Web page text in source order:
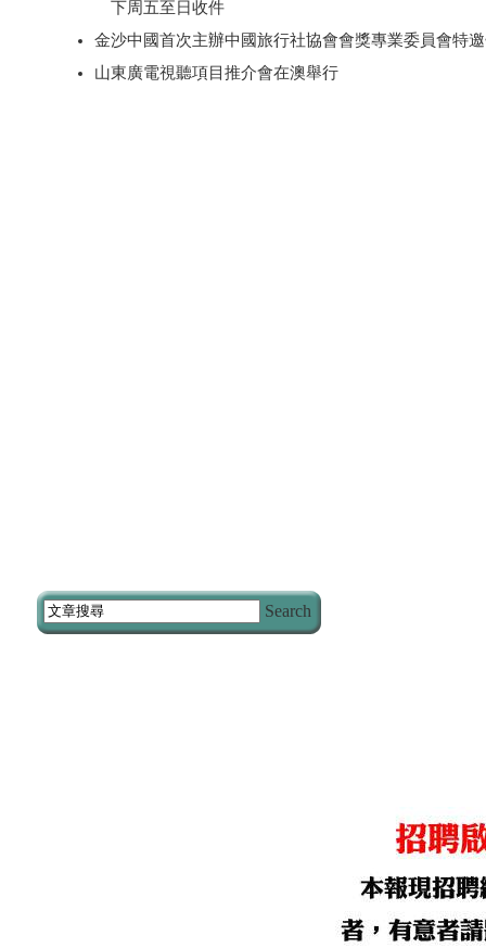
下周五至日收件
金沙中國首次主辦中國旅行社協會會獎專業委員會特
山東廣電視聽項目推介會在澳舉行
Search